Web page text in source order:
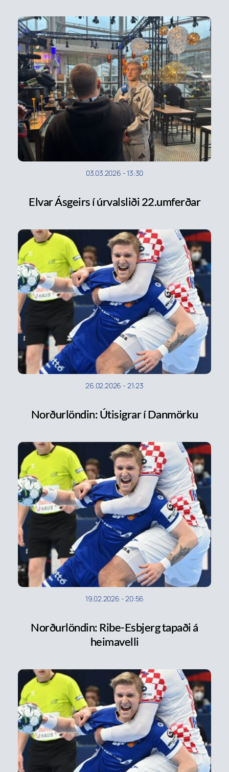
03.03.2026 -13:30
Elvar Ásgeirs í úrvalsliði 22.umferðar
26.02.2026 - 21:23
Norðurlöndin: Útisigrar í Danmörku
19.02.2026 -20:56
Norðurlöndin: Ribe-Esbjerg tapaði á
heimavelli